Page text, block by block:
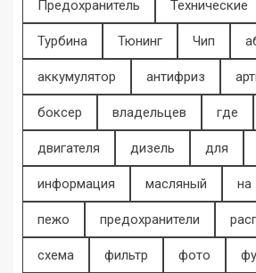
Предохранитель Технические
Турбина Тюнинг Чип
аккумулятор антифриз
боксер владельцев где
двигателя дизель для
информация масляный на
пежо предохранители
схема фильтр фото